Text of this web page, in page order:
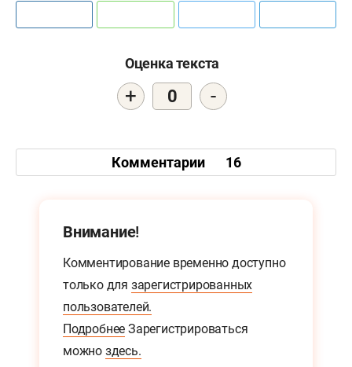
Оценка текста
+ 0 -
Комментарии 16
Внимание!
Комментирование временно доступно
только для зарегистрированных
пользователей.
Подробнее Зарегистрироваться
можно здесь.